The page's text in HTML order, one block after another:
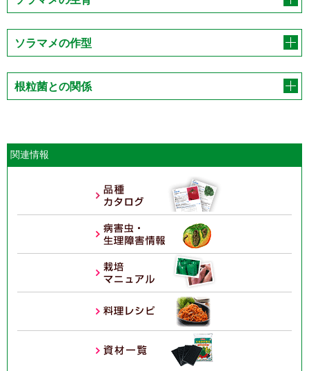
ソラマメの作型
根粒菌との関係
関連情報